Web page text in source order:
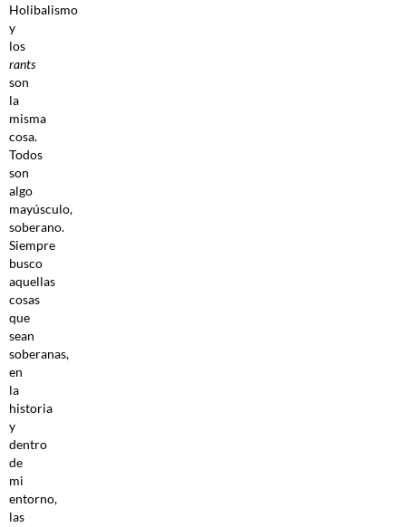
Holibalismo
y
los
rants
son
la
misma
cosa.
Todos
son
algo
mayúsculo,
soberano.
Siempre
busco
aquellas
cosas
que
sean
soberanas,
en
la
historia
y
dentro
de
mi
entorno,
las